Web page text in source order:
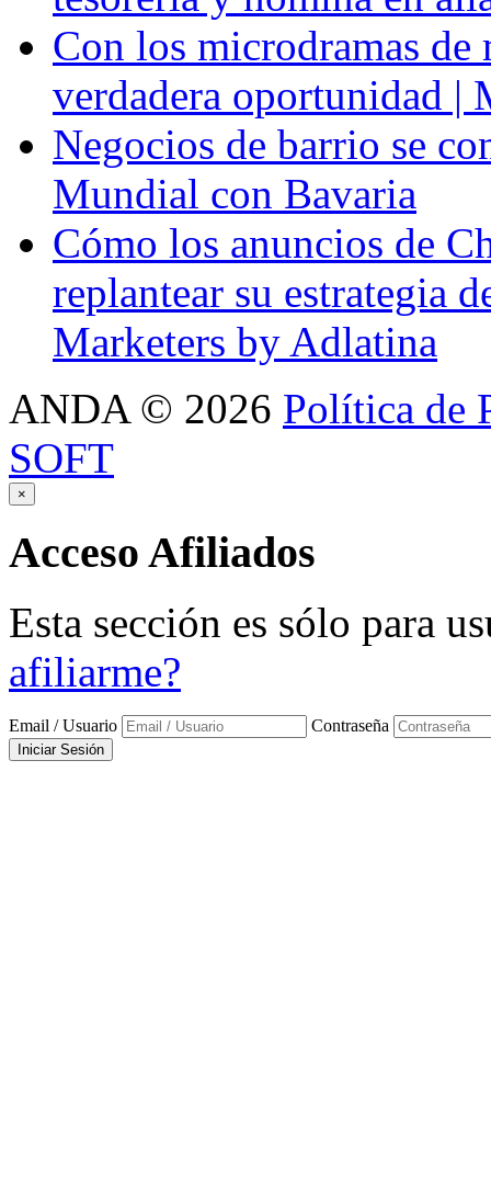
Con los microdramas de
verdadera oportunidad |
Negocios de barrio se
Mundial con Bavaria
Cómo los anuncios de
replantear su estrategia
Marketers by Adlatina
ANDA © 2026 Política de
SOFT
×
Acceso Afiliados
Esta sección es sólo para
afiliarme?
Email / Usuario Contraseña
Iniciar Sesión